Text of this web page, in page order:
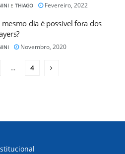
E THIAGO Fevereiro, 2022
mesmo dia é possível fora dos
Novembro, 2020
… 4